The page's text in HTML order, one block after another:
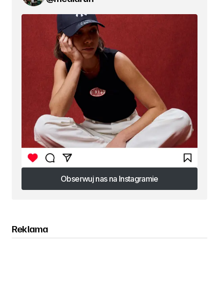
Obserwuj nas na Instagramie
Obserwuj nas na Instagramie
Reklama